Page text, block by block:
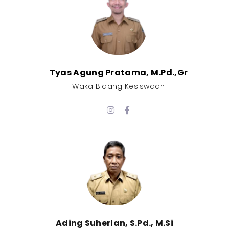
Tyas Agung Pratama, M.Pd.,Gr​
Waka Bidang Kesiswaan​
Ading Suherlan, S.Pd., M.Si​